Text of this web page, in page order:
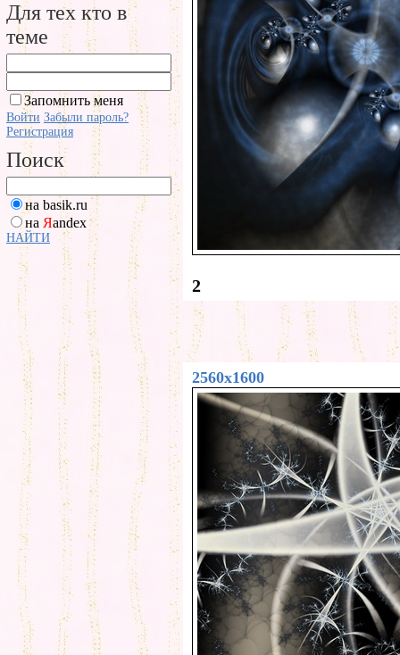
Для тех кто в
теме
Запомнить меня
Войти Забыли пароль?
Регистрация
Поиск
на basik.ru
на Яandex
НАЙТИ
2
2560x1600